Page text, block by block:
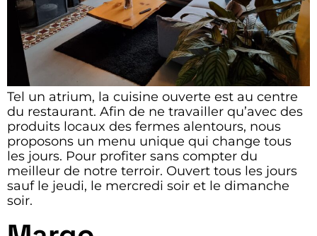
Tel un atrium, la cuisine ouverte est au centre
du restaurant. Afin de ne travailler qu’avec des
produits locaux des fermes alentours, nous
proposons un menu unique qui change tous
les jours. Pour profiter sans compter du
meilleur de notre terroir. Ouvert tous les jours
sauf le jeudi, le mercredi soir et le dimanche
soir.